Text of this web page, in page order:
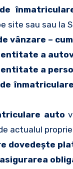
site sau sau la
vânzare –
a
a
înmatriculare
auto
actualul
dovedeşte